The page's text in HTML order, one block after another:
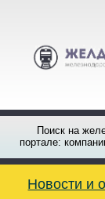
Поиск на
портале:
Новости и